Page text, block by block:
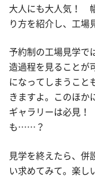
大人にも大人気！
り方を紹介し、工場
予約制の工場見学で
造過程を見ることが
になってしまうこと
きますよ。このほか
ギャラリーは必見
も……？
見学を終えたら、併
い求めてみて。楽し